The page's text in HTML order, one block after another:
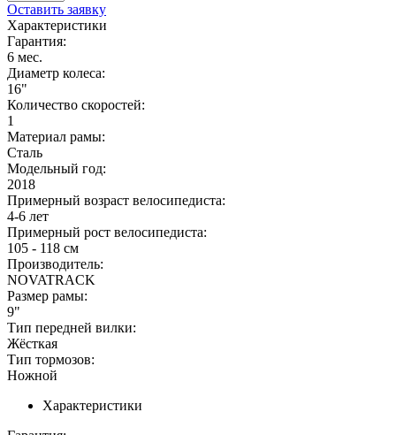
Оставить заявку
Характеристики
Гарантия:
6 мес.
Диаметр колеса:
16"
Количество скоростей:
1
Материал рамы:
Сталь
Модельный год:
2018
Примерный возраст велосипедиста:
4-6 лет
Примерный рост велосипедиста:
105 - 118 см
Производитель:
NOVATRACK
Размер рамы:
9"
Тип передней вилки:
Жёсткая
Тип тормозов:
Ножной
Характеристики